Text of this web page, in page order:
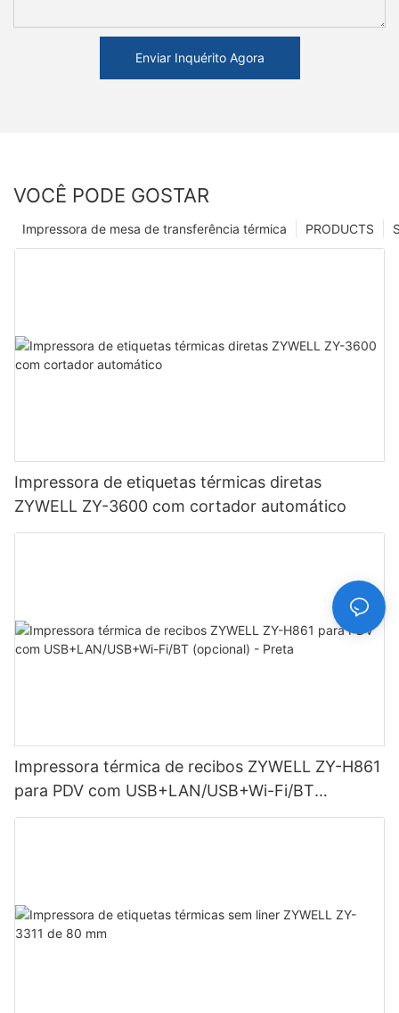
Enviar Inquérito Agora
VOCÊ PODE GOSTAR
PRODUCTS
Impressora de mesa de transferência térmica
Impressora de etiquetas térmicas diretas
ZYWELL ZY-3600 com cortador automático
Impressora térmica de recibos ZYWELL ZY-H861
para PDV com USB+LAN/USB+Wi-Fi/BT
(opcional) - Preta